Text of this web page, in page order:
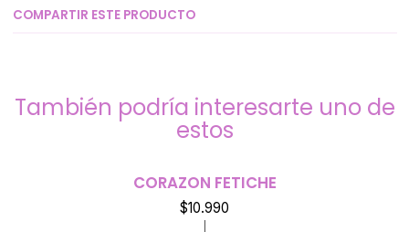
COMPARTIR ESTE PRODUCTO
También podría interesarte uno de
estos
CORAZON FETICHE
$10.990